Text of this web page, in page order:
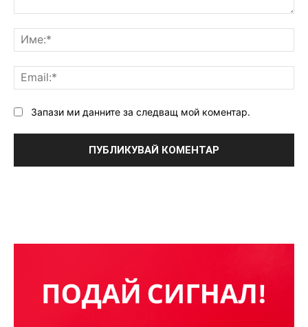
Запази ми данните за следващ мой коментар.